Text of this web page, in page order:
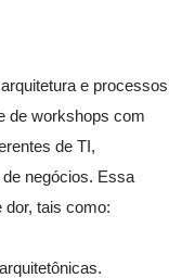
e processos
de workshops com
de TI,
negócios. Essa
dor, tais como: